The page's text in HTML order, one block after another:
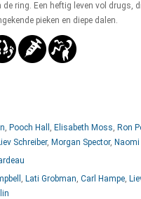
de ring. Een heftig leven vol drugs,
pieken en diepe dalen.
, Pooch Hall , Elisabeth Moss, Ron
Schreiber, Morgan Spector,
, Lati Grobman, Carl Hampe,